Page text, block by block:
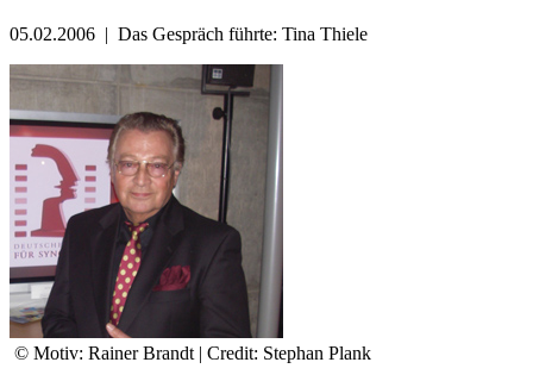
05.02.2006 | Das Gespräch führte: Tina Thiele
© Motiv: Rainer Brandt | Credit: Stephan Plank